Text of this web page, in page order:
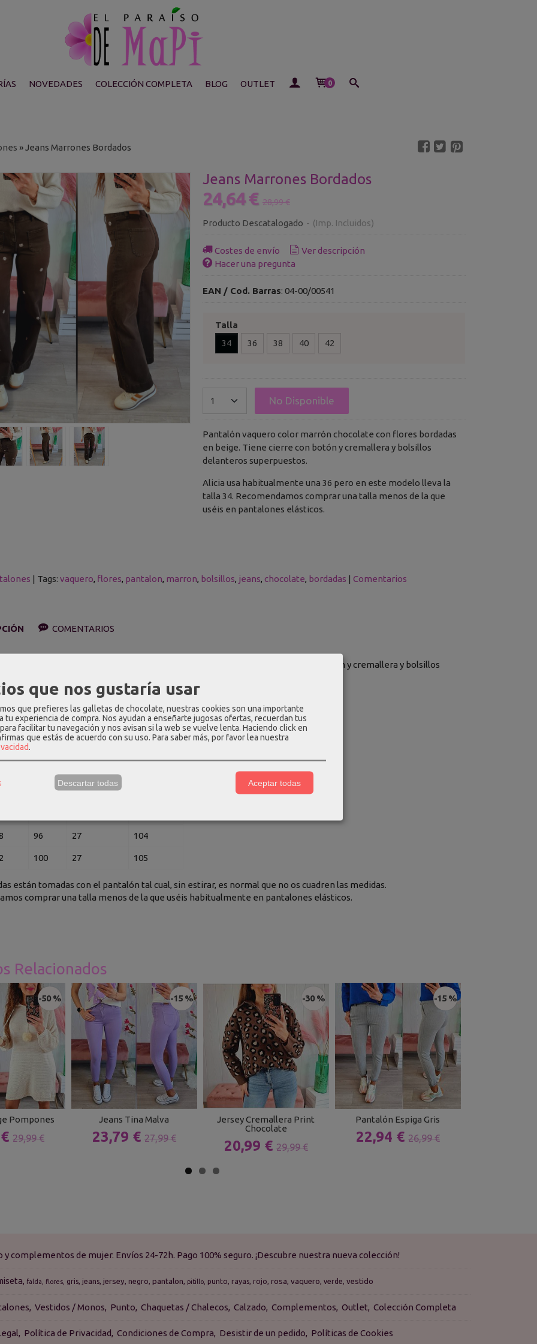
NOVEDADES COLECCIÓN COMPLETA BLOG OUTLET 0
»Jeans Marrones Bordados
Jeans Marrones Bordados
24,64 € 28,99 €
Producto Descatalogado - (Imp. Incluidos)
Costes de envío
Ver descripción
Hacer una pregunta
EAN / Cod. Barras: 04-00/00541
Talla
34
36 38 40 42
No Disponible
Pantalón vaquero color marrón chocolate con flores bordadas
en beige. Tiene cierre con botón y cremallera y bolsillos
delanteros superpuestos.
Alicia usa habitualmente una 36 pero en este modelo lleva la
talla 34. Recomendamos comprar una talla menos de la que
uséis en pantalones elásticos.
| Tags: vaquero flores pantalon marron bolsillos jeans chocolate bordadas | Comentarios
COMENTARIOS
color marrón chocolate con flores bordadas en beige. Tiene cierre con botón y cremallera y bolsillos
98% algodón, 2%elastano.
aproximadas (cm):
26.5
96 27 104
100 27 105
están tomadas con el pantalón tal cual, sin estirar, es normal que no os cuadren las medidas.
comprar una talla menos de la que uséis habitualmente en pantalones elásticos.
Relacionados
-50 %
Pompones
29,99 €
-15 %
Jeans Tina Malva
23,79 € 27,99 €
-30 %
Jersey Cremallera Print
Chocolate
20,99 € 29,99 €
-15 %
Pantalón Espiga Gris
22,94 € 26,99 €
complementos de mujer. Envíos 24-72h. Pago 100% seguro. ¡Descubre nuestra nueva colección!
falda flores gris jeans jersey negro pantalon pitillo punto rayas rojo rosa vaquero verde vestido
Vestidos / Monos Punto Chaquetas / Chalecos Calzado Complementos Outlet Colección Completa
Política de Privacidad Condiciones de Compra Desistir de un pedido Políticas de Cookies
que nos gustaría usar
que prefieres las galletas de chocolate, nuestras cookies son una importante
tu experiencia de compra. Nos ayudan a enseñarte jugosas ofertas, recuerdan tus
facilitar tu navegación y nos avisan si la web se vuelve lenta. Haciendo click en
que estás de acuerdo con su uso. Para saber más, por favor lea nuestra
.
Descartar todas Aceptar todas